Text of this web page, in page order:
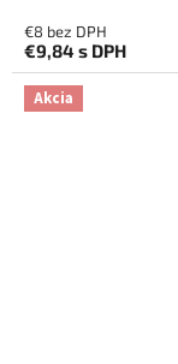
€8 bez DPH
€9,84 s DPH
Akcia